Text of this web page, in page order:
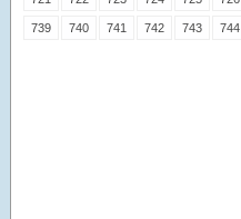
739 740 741 742 743 744